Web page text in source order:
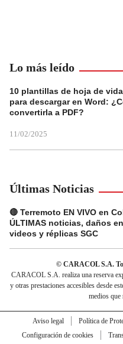
Lo más leído
10 plantillas de hoja de
para descargar en Word:
convertirla a PDF?
11/02/2025
Últimas Noticias
🔴 Terremoto EN VIVO en
ÚLTIMAS noticias, daños
videos y réplicas SGC
© CARACOL S.A.
CARACOL S.A. realiza una reserva
y otras prestaciones accesibles desde
medios que
Aviso legal Política de
Configuración de cookies